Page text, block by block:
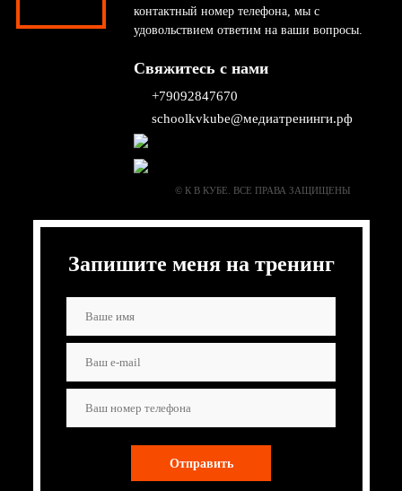
контактный номер телефона, мы с
удовольствием ответим на ваши вопросы.
Свяжитесь с нами
+79092847670
schoolkvkube@медиатренинги.рф
© К В КУБЕ. ВСЕ ПРАВА ЗАЩИЩЕНЫ
Запишите меня на тренинг